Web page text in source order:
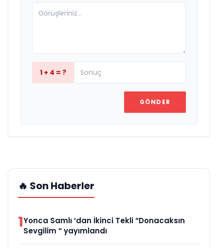
1 + 4 = ?
GÖNDER
🔥 Son Haberler
1Yonca Samlı ‘dan İkinci Tekli “Donacaksın
Sevgilim “ yayımlandı